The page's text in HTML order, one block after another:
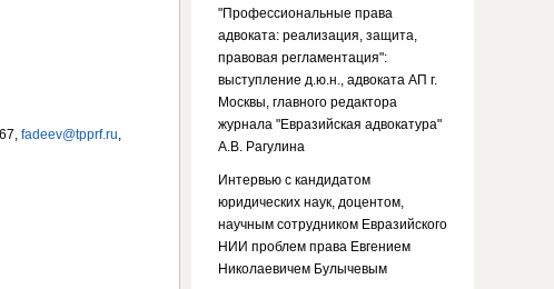
fadeev@tpprf.ru,
"Профессиональные права
адвоката: реализация, защита,
правовая регламентация":
выступление д.ю.н., адвоката АП г.
Москвы, главного редактора
журнала "Евразийская адвокатура"
А.В. Рагулина
Интервью с кандидатом
юридических наук, доцентом,
научным сотрудником Евразийского
НИИ проблем права Евгением
Николаевичем Булычевым